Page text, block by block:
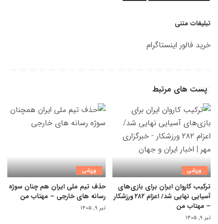
تبلیغات متنی
خرید فالور اینستاگرام
پست های مرتبط
ورزشی
ترکیب کاروان ایران برای بازی‌های
آسیایی نهایی شد/ اعزام ۲۸۲ ورزشکار
– مهتاب من
تیر ۹, ۱۴۰۵
ورزشی
حذف تیم ملی ایران هم چنان سوژه
رسانه های خارجی – مهتاب من
تیر ۹, ۱۴۰۵